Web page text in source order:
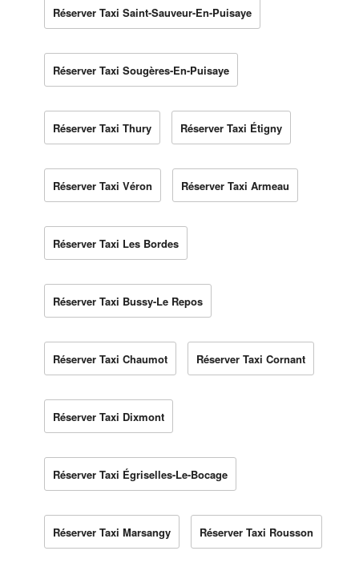
Réserver Taxi Saint-Sauveur-En-Puisaye
Réserver Taxi Sougères-En-Puisaye
Réserver Taxi Thury Réserver Taxi Étigny
Réserver Taxi Véron Réserver Taxi Armeau
Réserver Taxi Les Bordes
Réserver Taxi Bussy-Le Repos
Réserver Taxi Chaumot Réserver Taxi Cornant
Réserver Taxi Dixmont
Réserver Taxi Égriselles-Le-Bocage
Réserver Taxi Marsangy Réserver Taxi Rousson